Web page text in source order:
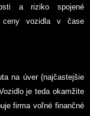
a riziko spojené
ceny vozidla v čase
na úver (najčastejšie
je teda okamžite
firma voľné finančné